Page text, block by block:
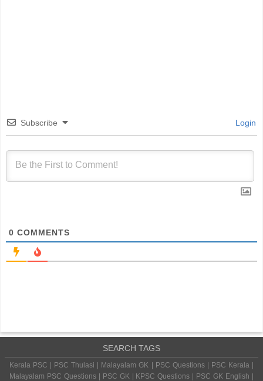
Subscribe Login
0 COMMENTS
SEARCH TAGS
Kerala PSC | PSC Thulasi | Malayalam GK | PSC Questions | PSC Kerala |
Malayalam PSC Questions | PSC GK | KPSC Questions | PSC GK English |